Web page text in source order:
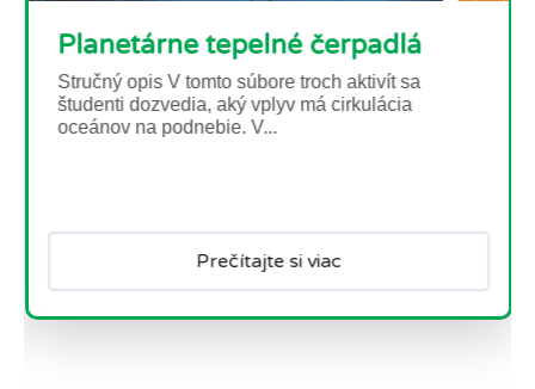
Paxi skúma ľad
Prečítajte si viac